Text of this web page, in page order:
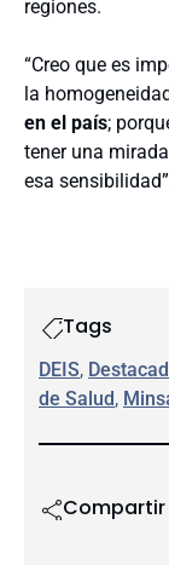
regiones.
“Creo que es
la
en el país;
tener una
esa
Tags
DEIS,
de Salud,
Compartir